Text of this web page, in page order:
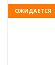
ОЖИДАЕТСЯ